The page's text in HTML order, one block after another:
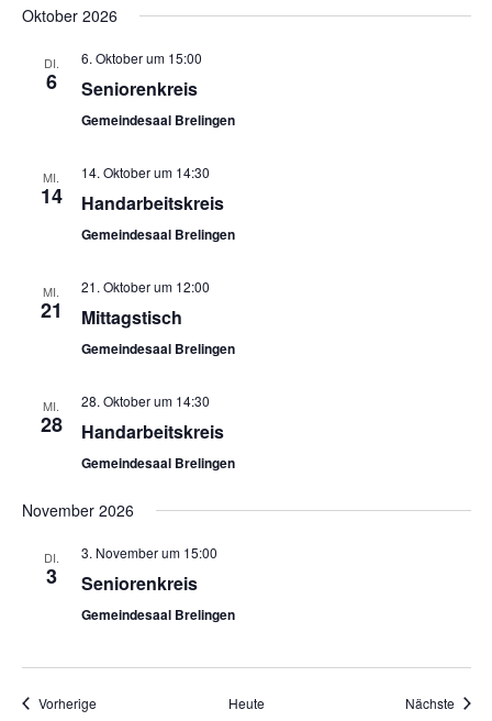
Oktober 2026
DI.
6
6. Oktober um 15:00
Seniorenkreis
Gemeindesaal Brelingen
MI.
14
14. Oktober um 14:30
Handarbeitskreis
Gemeindesaal Brelingen
MI.
21
21. Oktober um 12:00
Mittagstisch
Gemeindesaal Brelingen
MI.
28
28. Oktober um 14:30
Handarbeitskreis
Gemeindesaal Brelingen
November 2026
DI.
3
3. November um 15:00
Seniorenkreis
Gemeindesaal Brelingen
VorherigeVeranstaltungen Heute Nächste